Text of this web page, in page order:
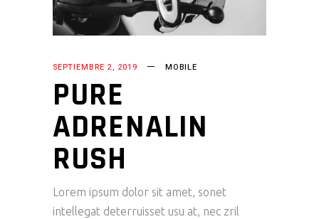
SEPTIEMBRE 2, 2019 MOBILE
PURE
ADRENALIN
RUSH
Lorem ipsum dolor sit amet, sonet
intellegat deterruisset usu at, nec zril